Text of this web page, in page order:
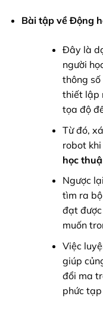
Bài tập về Động
Đây là
người
thông số
thiết lập
tọa độ
Từ đó,
robot
học
Ngược
tìm ra
đạt
muốn
Việc
giúp
đổi ma
phức tạp